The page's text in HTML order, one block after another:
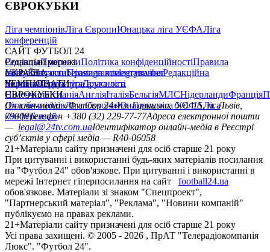
ЄВРОКУБКИ
Ліга чемпіонівЛіга ЄвропиЮнацька ліга УЄФАЛіга
конференцій
САЙТ ФУТБОЛ 24
РедакціяПрогнозиПолітика конфіденційностіПравила
сайтуКонтактиПравила коментуванняРедакційна
політикаСтруктура власності
Соціальні мережі
facebookxyoutubeinstagramtelegramviber
УКРАЇНА
УкраїнаПерша лігаДруга ліга
ЧЕМПІОНАТИ
НімеччинаІспаніяАнгліяІталіяБельгіяМЛСНідерландиФранція
ЄВРОКУБКИ
Ліга чемпіонівЛіга ЄвропиЮнацька ліга УЄФАЛіга
конференцій
Онлайн-медіа «Футбол 24»пл. Галицька, буд. 15, м. Львів,
79008Телефон +380 (32) 229-77-77Адреса електронної пошти
— legal@24tv.com.uaІдентифікатор онлайн-медіа в Реєстрі
суб’єктів у сфері медіа — R40-06058
21+Матеріали сайту призначені для осіб старше 21 року
При цитуванні і використанні будь-яких матеріалів посилання
на "Футбол 24" обов'язкове. При цитуванні і використанні в
мережі Інтернет гіперпосилання на сайт
football24.ua
обов'язкове. Матеріали зі знаком "Спецпроект",
"Партнерський матеріал", "Реклама", "Новини компаній"
публікуємо на правах реклами.
21+Матеріали сайту призначені для осіб старше 21 року
Усi права захищенi. © 2005 - 2026 , ПрАТ "Телерадіокомпанія
Люкс". "Футбол 24".